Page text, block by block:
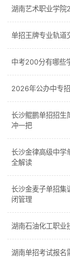
湖南艺术职业学院
单招王牌专业轨道
中考200分有哪些
2026年公办中专
长沙鲲鹏单招招
冲一把
长沙金律高级中学
全解读
长沙金麦子单招
闭管理
湖南石油化工职
湖南单招考试报名